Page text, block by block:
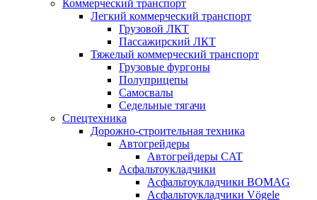
Коммерческий транспорт
Легкий коммерческий транспорт
Грузовой ЛКТ
Пассажирский ЛКТ
Тяжелый коммерческий транспорт
Грузовые фургоны
Полуприцепы
Самосвалы
Седельные тягачи
Спецтехника
Дорожно-строительная техника
Автогрейдеры
Автогрейдеры CAT
Асфальтоукладчики
Асфальтоукладчики BOMAG
Асфальтоукладчики Vögele